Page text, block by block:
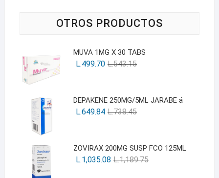
OTROS PRODUCTOS
MUVA 1MG X 30 TABS
L.543.15
L.499.70
DEPAKENE 250MG/5ML JARABE á
L.738.45
L.649.84
ZOVIRAX 200MG SUSP FCO 125ML
L.1,189.75
L.1,035.08